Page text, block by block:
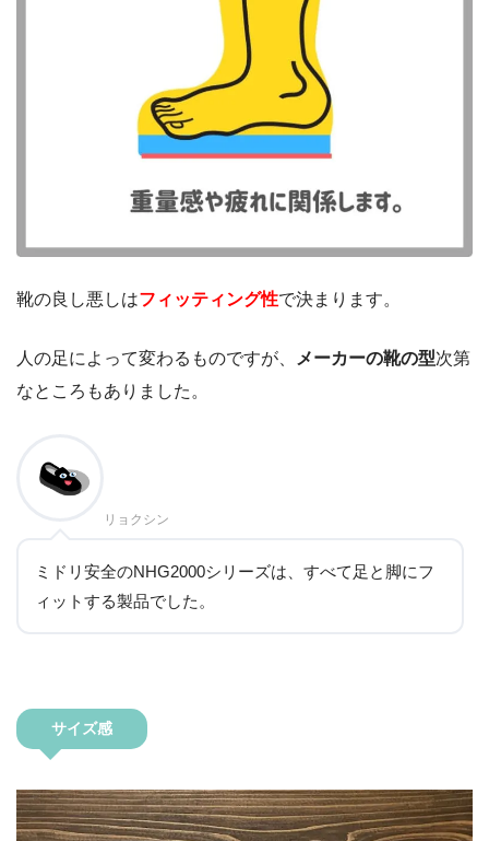
靴の良し悪しはフィッティング性で決まります。
人の足によって変わるものですが、 メーカーの靴の型次第
なところもありました。
リョクシン
ミドリ安全のNHG2000シリーズは、すべて足と脚にフ
ィットする製品でした。
サイズ感